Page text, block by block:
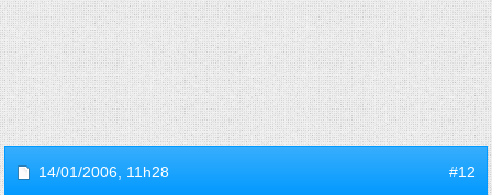
14/01/2006, 11h28 #12